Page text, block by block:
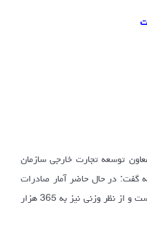
توسعه تجارت خارجی سازمان
گفت: در حال حاضر آمار صادرات
غیرنفتی استان لرستان 5 میلیون دلار است و از نظر وزنی نیز به 365 هزار